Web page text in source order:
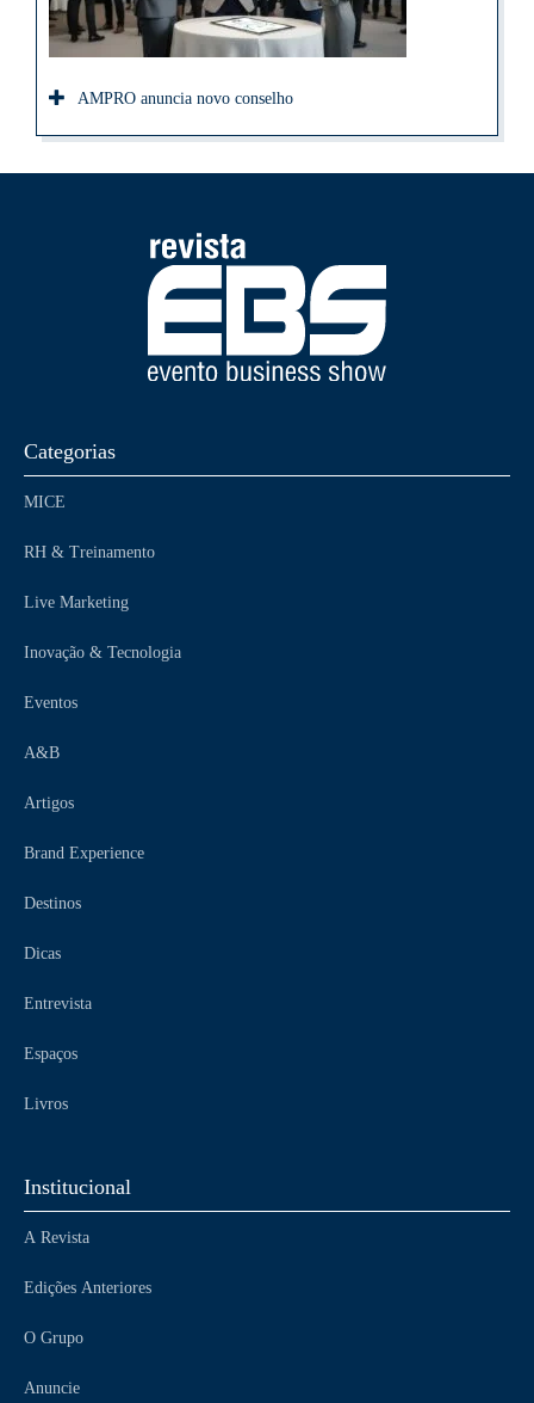
AMPRO anuncia novo conselho
Categorias
MICE
RH & Treinamento
Live Marketing
Inovação & Tecnologia
Eventos
A&B
Artigos
Brand Experience
Destinos
Dicas
Entrevista
Espaços
Livros
Institucional
A Revista
Edições Anteriores
O Grupo
Anuncie